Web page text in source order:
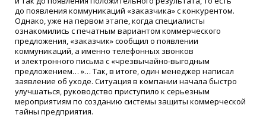
до появления коммуникаций «заказчика» с конкурентом.
Однако, уже на первом этапе, когда специалисты
ознакомились с печатным вариантом коммерческого
предложения, «заказчик» сообщил о появлении
коммуникаций, а именно телефонных звонков
и электронного письма с «чрезвычайно-выгодным
предложением… »… Так, в итоге, один менеджер написал
заявление об уходе. Ситуация в компании начала быстро
улучшаться, руководство приступило к серьезным
мероприятиям по созданию системы защиты коммерческой
тайны предприятия.